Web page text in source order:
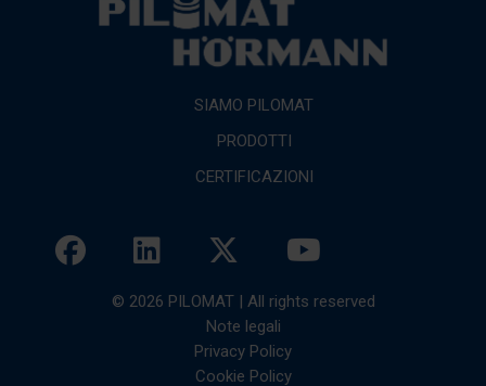
SIAMO PILOMAT
PRODOTTI
CERTIFICAZIONI
© 2026 PILOMAT | All rights reserved
Note legali
Privacy Policy
Cookie Policy